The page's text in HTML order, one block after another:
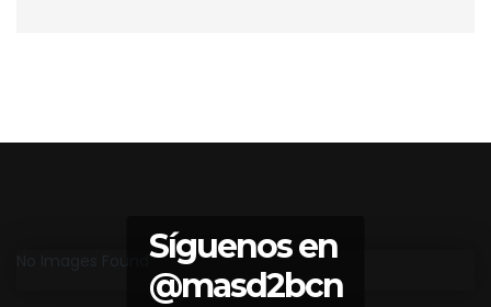
Síguenos en
@masd2bcn